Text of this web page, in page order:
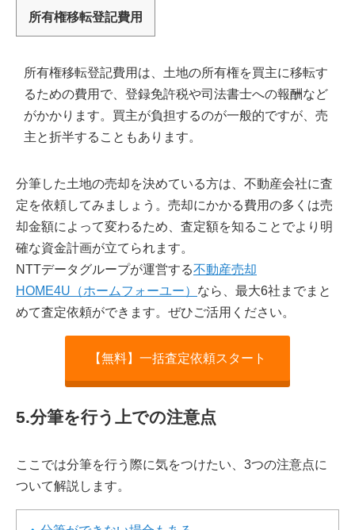
所有権移転登記費用
所有権移転登記費用は、土地の所有権を買主に移転す
るための費用で、登録免許税や司法書士への報酬など
がかかります。買主が負担するのが一般的ですが、売
主と折半することもあります。
分筆した土地の売却を決めている方は、不動産会社に査
定を依頼してみましょう。売却にかかる費用の多くは売
却金額によって変わるため、査定額を知ることでより明
確な資金計画が立てられます。
NTTデータグループが運営する不動産売却
HOME4U（ホームフォーユー） なら、最大6社までまと
めて査定依頼ができます。ぜひご活用ください。
【無料】一括査定依頼スタート
5.分筆を行う上での注意点
ここでは分筆を行う際に気をつけたい、3つの注意点に
ついて解説します。